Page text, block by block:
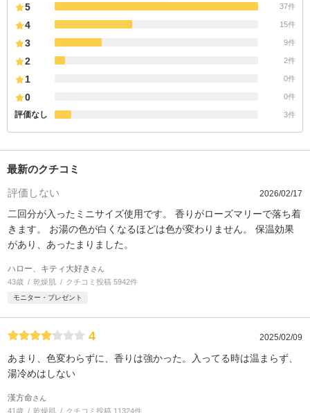
5 37件
4 15件
3 9件
2 2件
1 0件
0 0件
評価なし 3件
最新のクチコミ
評価しない
2026/02/17
二回分が入ったミニサイズ使用です。 香りがローズマリーで落ち着
きます。 お湯の色が白くなるほどは色が変わりません。 保温効果
があり、あったまりました。
ハロー、キティ大好き さん
43歳 乾燥肌 クチコミ投稿 5942件
モニター・プレゼント
4 2025/02/09
あまり、色変わらずに、香りは強かった。入ってる時は温まらず、
湯冷めはしない
漢方命さん
41歳 乾燥肌 クチコミ投稿 11324件